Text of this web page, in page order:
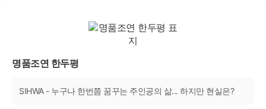
명품조연 한두평
SIHWA - 누구나 한번쯤 꿈꾸는 주인공의 삶... 하지만 현실은?